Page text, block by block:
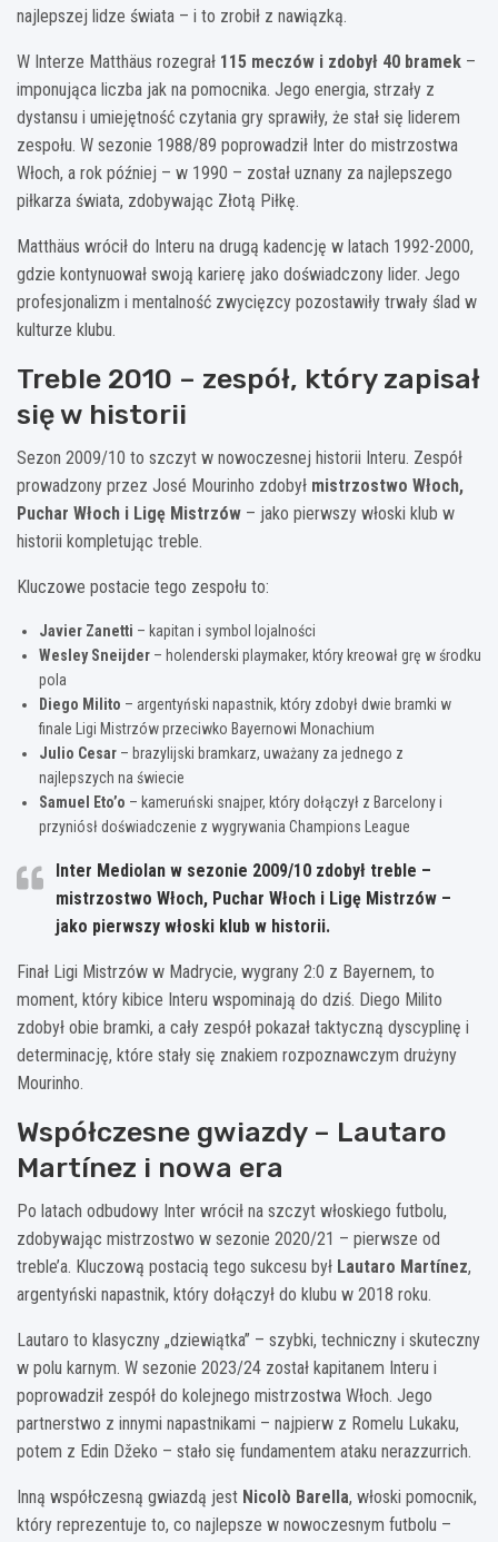
najlepszej lidze świata – i to zrobił z nawiązką.
W Interze Matthäus rozegrał 115 meczów i zdobył 40 bramek –
imponująca liczba jak na pomocnika. Jego energia, strzały z
dystansu i umiejętność czytania gry sprawiły, że stał się liderem
zespołu. W sezonie 1988/89 poprowadził Inter do mistrzostwa
Włoch, a rok później – w 1990 – został uznany za najlepszego
piłkarza świata, zdobywając Złotą Piłkę.
Matthäus wrócił do Interu na drugą kadencję w latach 1992-2000,
gdzie kontynuował swoją karierę jako doświadczony lider. Jego
profesjonalizm i mentalność zwycięzcy pozostawiły trwały ślad w
kulturze klubu.
Treble 2010 – zespół, który zapisał
się w historii
Sezon 2009/10 to szczyt w nowoczesnej historii Interu. Zespół
prowadzony przez José Mourinho zdobył mistrzostwo Włoch,
Puchar Włoch i Ligę Mistrzów – jako pierwszy włoski klub w
historii kompletując treble.
Kluczowe postacie tego zespołu to:
Javier Zanetti – kapitan i symbol lojalności
Wesley Sneijder – holenderski playmaker, który kreował grę w środku
pola
Diego Milito – argentyński napastnik, który zdobył dwie bramki w
finale Ligi Mistrzów przeciwko Bayernowi Monachium
Julio Cesar – brazylijski bramkarz, uważany za jednego z
najlepszych na świecie
Samuel Eto’o – kameruński snajper, który dołączył z Barcelony i
przyniósł doświadczenie z wygrywania Champions League
Inter Mediolan w sezonie 2009/10 zdobył treble –
mistrzostwo Włoch, Puchar Włoch i Ligę Mistrzów –
jako pierwszy włoski klub w historii.
Finał Ligi Mistrzów w Madrycie, wygrany 2:0 z Bayernem, to
moment, który kibice Interu wspominają do dziś. Diego Milito
zdobył obie bramki, a cały zespół pokazał taktyczną dyscyplinę i
determinację, które stały się znakiem rozpoznawczym drużyny
Mourinho.
Współczesne gwiazdy – Lautaro
Martínez i nowa era
Po latach odbudowy Inter wrócił na szczyt włoskiego futbolu,
zdobywając mistrzostwo w sezonie 2020/21 – pierwsze od
treble’a. Kluczową postacią tego sukcesu był Lautaro Martínez,
argentyński napastnik, który dołączył do klubu w 2018 roku.
Lautaro to klasyczny „dziewiątka” – szybki, techniczny i skuteczny
w polu karnym. W sezonie 2023/24 został kapitanem Interu i
poprowadził zespół do kolejnego mistrzostwa Włoch. Jego
partnerstwo z innymi napastnikami – najpierw z Romelu Lukaku,
potem z Edin Džeko – stało się fundamentem ataku nerazzurrich.
Inną współczesną gwiazdą jest Nicolò Barella, włoski pomocnik,
który reprezentuje to, co najlepsze w nowoczesnym futbolu –